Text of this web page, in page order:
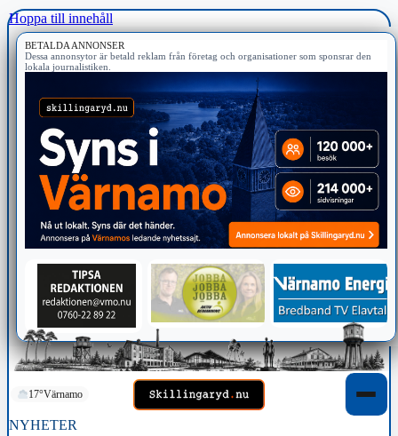
Hoppa till innehåll
BETALDA ANNONSER
Dessa annonsytor är betald reklam från företag och organisationer som sponsrar den
lokala journalistiken.
17°Värnamo
NYHETER